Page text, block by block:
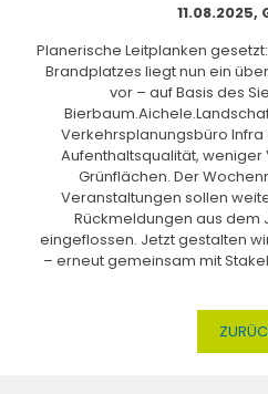
11.08.2025,
Planerische Leitplanken
Brandplatzes liegt nun ein
vor – auf Basis des
Verkehrsplanungsbüro Infra
Aufenthaltsqualität,
Grünflächen. Der
Veranstaltungen sollen
Rückmeldungen aus dem
eingeflossen. Jetzt gestalten
– erneut gemeinsam mit